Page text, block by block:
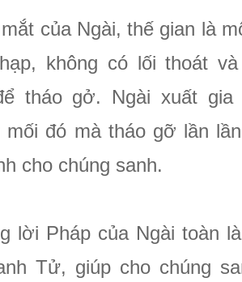
của Ngài, thế gian là
không có lối thoát
tháo gở. Ngài xuất
mối đó mà tháo gỡ lần
cho chúng sanh.
lời Pháp của Ngài toàn
Tử, giúp cho chúng